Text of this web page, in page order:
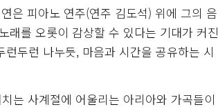
은 피아노 연주(연주 김도석) 위에 그의 음
래를 오롯이 감상할 수 있다는 기대가 커진
두런 나누듯, 마음과 시간을 공유하는 시
는 사계절에 어울리는 아리아와 가곡들이